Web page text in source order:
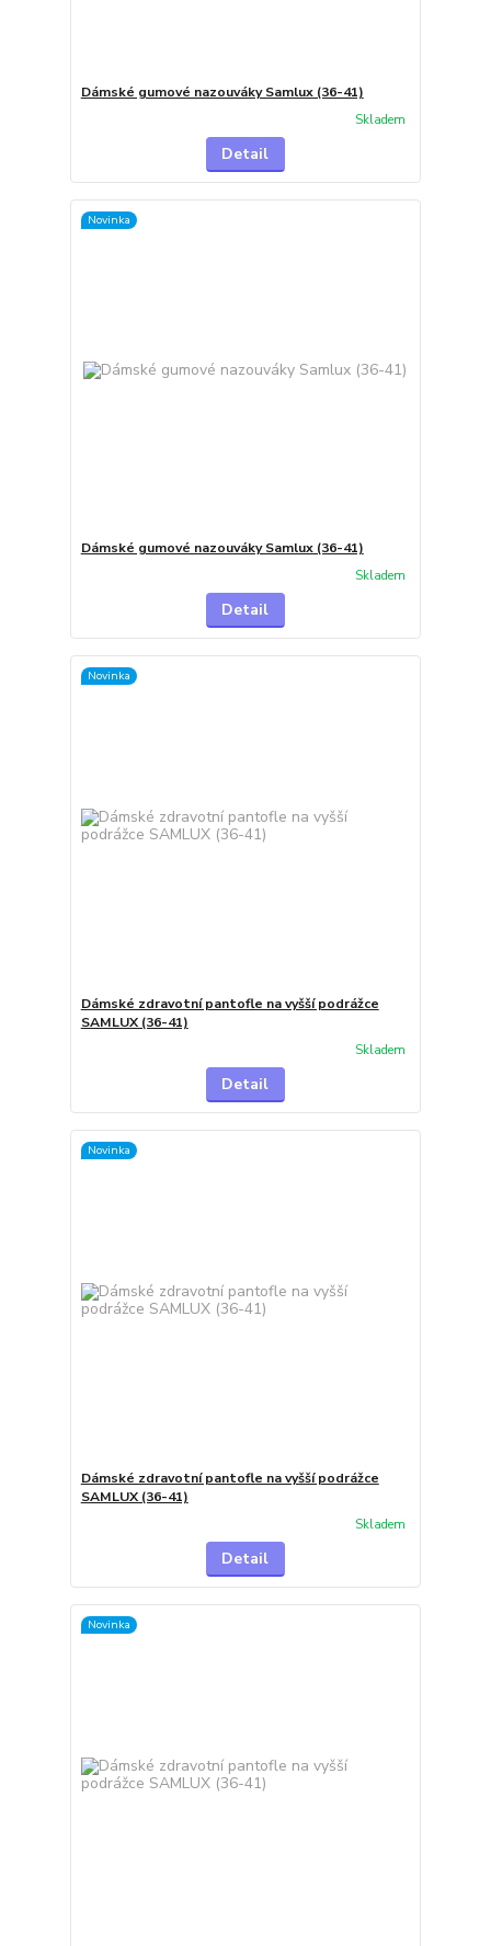
Dámské gumové nazouváky Samlux (36-41)
Skladem
Detail
Novinka
Dámské gumové nazouváky Samlux (36-41)
Skladem
Detail
Novinka
Dámské zdravotní pantofle na vyšší podrážce
SAMLUX (36-41)
Skladem
Detail
Novinka
Dámské zdravotní pantofle na vyšší podrážce
SAMLUX (36-41)
Skladem
Detail
Novinka